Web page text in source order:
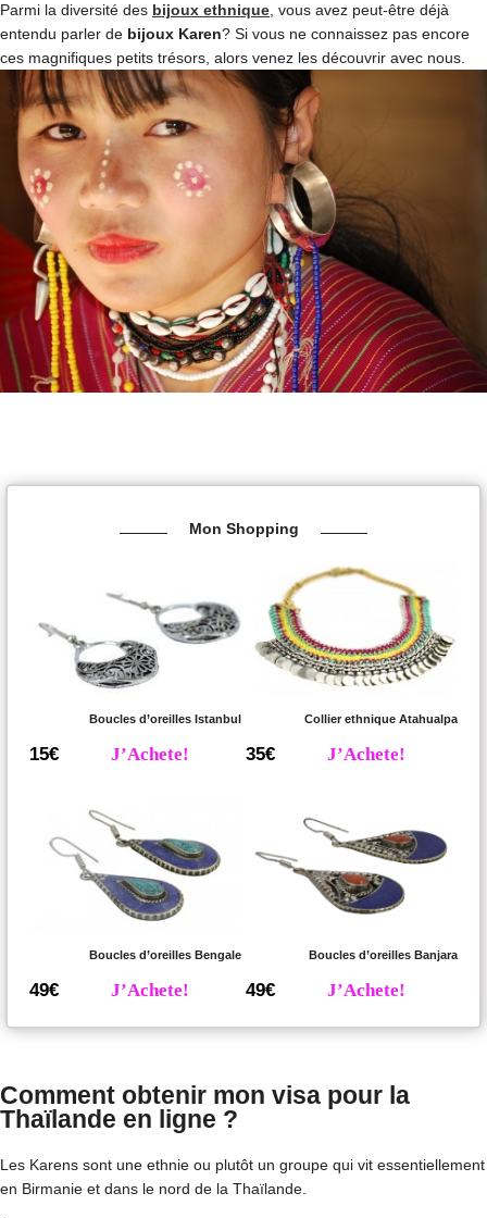
Parmi la diversité des bijoux ethnique, vous avez peut-être déjà
entendu parler de bijoux Karen? Si vous ne connaissez pas encore
ces magnifiques petits trésors, alors venez les découvrir avec nous.
Mon Shopping
Boucles d’oreilles Istanbul
15€ J’Achete!
Collier ethnique Atahualpa
35€ J’Achete!
Boucles d’oreilles Bengale
49€ J’Achete!
Boucles d’oreilles Banjara
49€ J’Achete!
Comment obtenir mon visa pour la
Thaïlande en ligne ?
Les Karens sont une ethnie ou plutôt un groupe qui vit essentiellement
en Birmanie et dans le nord de la Thaïlande.